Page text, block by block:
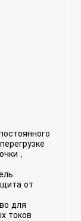
,
от
для
токов